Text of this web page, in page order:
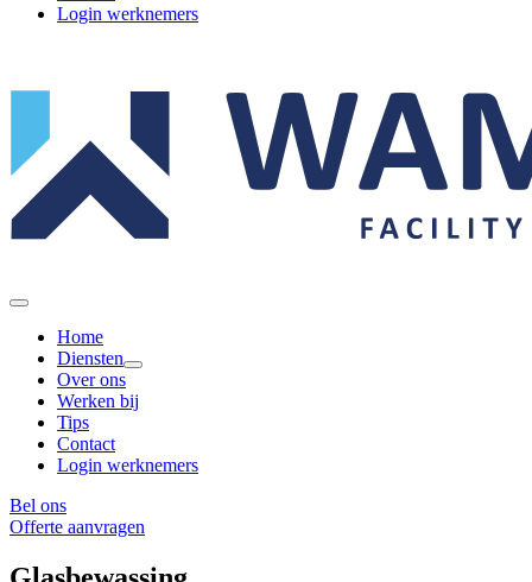
Login werknemers
Home
Diensten
Over ons
Werken bij
Tips
Contact
Login werknemers
Bel ons
Offerte aanvragen